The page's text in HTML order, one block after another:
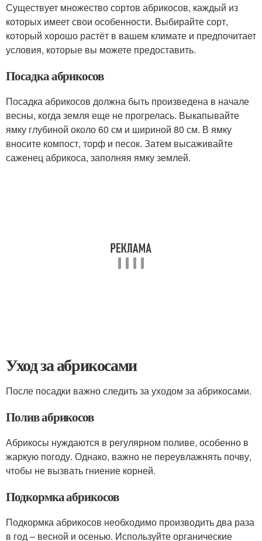
Существует множество сортов абрикосов, каждый из
которых имеет свои особенности. Выбирайте сорт,
который хорошо растёт в вашем климате и предпочитает
условия, которые вы можете предоставить.
Посадка абрикосов
Посадка абрикосов должна быть произведена в начале
весны, когда земля еще не прогрелась. Выкапывайте
ямку глубиной около 60 см и шириной 80 см. В ямку
вносите компост, торф и песок. Затем высаживайте
саженец абрикоса, заполняя ямку землей.
Уход за абрикосами
После посадки важно следить за уходом за абрикосами.
Полив абрикосов
Абрикосы нуждаются в регулярном поливе, особенно в
жаркую погоду. Однако, важно не переувлажнять почву,
чтобы не вызвать гниение корней.
Подкормка абрикосов
Подкормка абрикосов необходимо производить два раза
в год – весной и осенью. Используйте органические